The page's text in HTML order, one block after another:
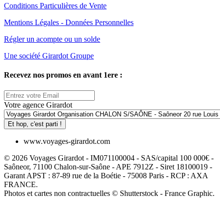
Conditions Particulières de Vente
Mentions Légales - Données Personnelles
Régler un acompte ou un solde
Une société Girardot Groupe
Recevez nos promos en avant 1ere :
Votre agence Girardot
Et hop, c'est parti !
www.voyages-girardot.com
© 2026 Voyages Girardot - IM071100004 - SAS/capital 100 000€ -
Saôneor, 71100 Chalon-sur-Saône - APE 7912Z - Siret 18100019 -
Garant APST : 87-89 rue de la Boétie - 75008 Paris - RCP : AXA
FRANCE.
Photos et cartes non contractuelles © Shutterstock - France Graphic.